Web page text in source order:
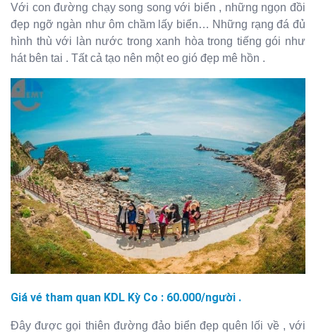
Với con đường chạy song song với biển , những ngọn đồi
đẹp ngỡ ngàn như ôm chầm lấy biển… Những rạng đá đủ
hình thù với làn nước trong xanh hòa trong tiếng gói như
hát bên tai . Tất cả tạo nên một eo gió đẹp mê hồn .
Giá vé tham quan KDL Kỳ Co : 60.000/người .
Đây được gọi thiên đường đảo biển đẹp quên lối về , với